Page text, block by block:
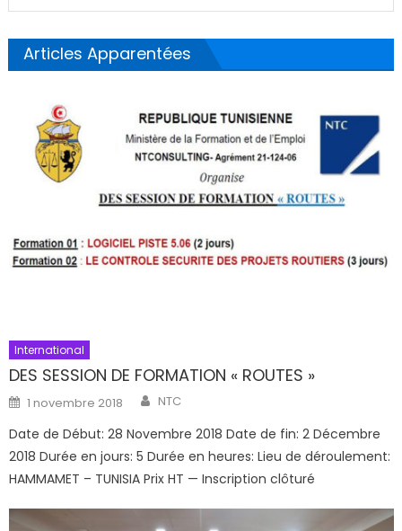
Articles Apparentées
International
DES SESSION DE FORMATION « ROUTES »
Posted
on
1 novembre 2018 Author
NTC
Date de Début: 28 Novembre 2018 Date de fin: 2 Décembre
2018 Durée en jours: 5 Durée en heures: Lieu de déroulement:
HAMMAMET – TUNISIA Prix HT — Inscription clôturé